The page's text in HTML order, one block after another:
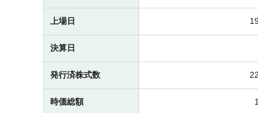
上場日
決算日
発行済株式数
時価総額